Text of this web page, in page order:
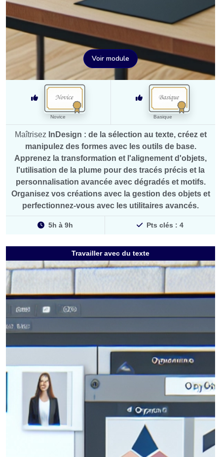
Voir module
Novice Basique
Maîtrisez InDesign : de la sélection au texte, créez et
manipulez des formes avec les outils de base.
Apprenez la transformation et l'alignement d'objets,
l'utilisation de la plume pour des tracés précis et la
personnalisation avancée avec dégradés et motifs.
Organisez vos créations avec la gestion des objetset
perfectionnez-vous avec les utilitaires avancés.
5h à 9h Pts clés : 4
Travailler avec du texte